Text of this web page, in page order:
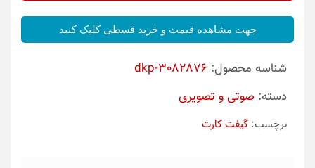
جهت مشاهده قیمت و خرید قسطی کلیک کنید
شناسه محصول: dkp-3082876
دسته: صوتی و تصویری
برچسب: گیفت کارت